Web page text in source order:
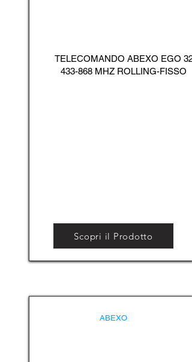
TELECOMANDO ABEXO EGO 32
433-868 MHZ ROLLING-FISSO
Scopri il Prodotto
ABEXO